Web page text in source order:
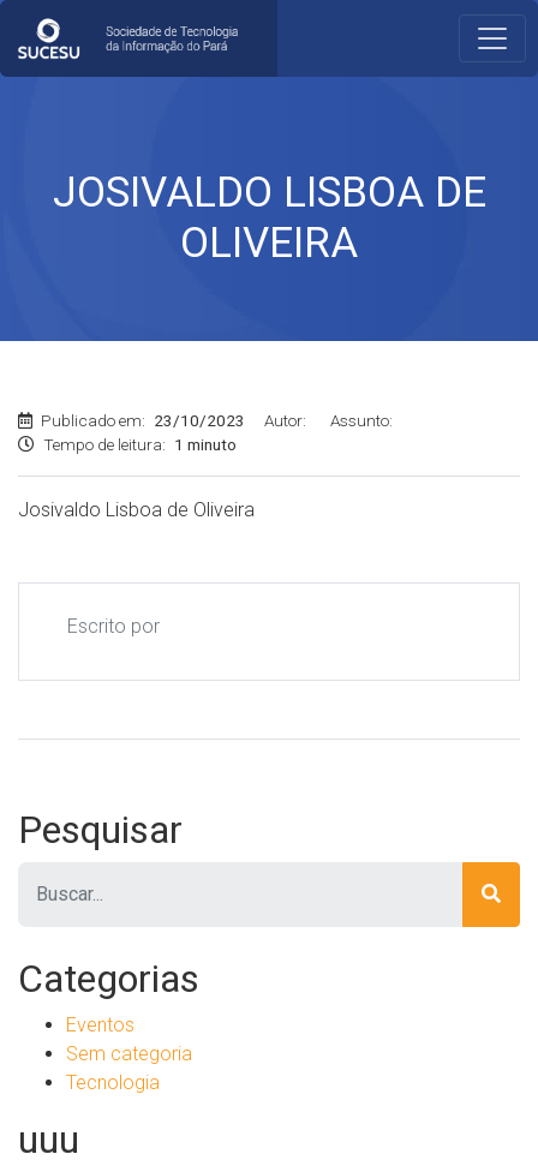
JOSIVALDO LISBOA DE
OLIVEIRA
Publicado em: 23/10/2023 Autor:
Assunto:
Tempo de leitura: 1 minuto
Josivaldo Lisboa de Oliveira
Escrito por
Pesquisar
Categorias
Eventos
Sem categoria
Tecnologia
uuu